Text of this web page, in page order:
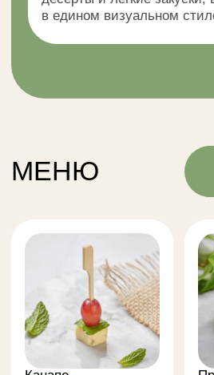
Закрытое мероприятие Uzbekistan's club
Фуршетная зона для «Завтрак.клуба»
Для открытия свадебного салона La
Sposa